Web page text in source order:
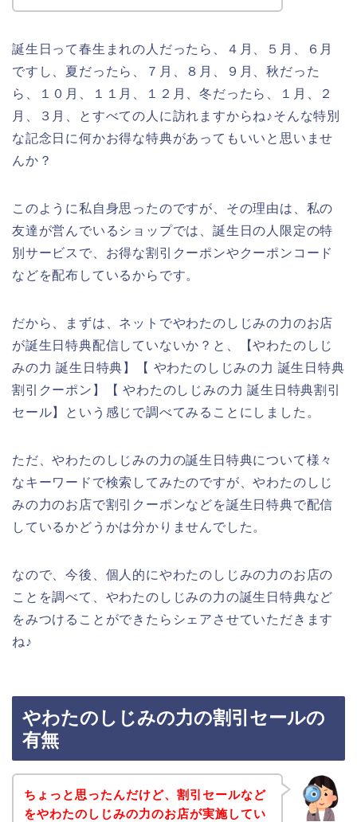
誕生日って春生まれの人だったら、４月、５月、６月
ですし、夏だったら、７月、８月、９月、秋だった
ら、１０月、１１月、１２月、冬だったら、１月、２
月、３月、とすべての人に訪れますからね♪そんな特別
な記念日に何かお得な特典があってもいいと思いませ
んか？
このように私自身思ったのですが、その理由は、私の
友達が営んでいるショップでは、誕生日の人限定の特
別サービスで、お得な割引クーポンやクーポンコード
などを配布しているからです。
だから、まずは、ネットでやわたのしじみの力のお店
が誕生日特典配信していないか？と、【やわたのしじ
みの力 誕生日特典】【 やわたのしじみの力 誕生日特典
割引クーポン】【 やわたのしじみの力 誕生日特典割引
セール】という感じで調べてみることにしました。
ただ、やわたのしじみの力の誕生日特典について様々
なキーワードで検索してみたのですが、やわたのしじ
みの力のお店で割引クーポンなどを誕生日特典で配信
しているかどうかは分かりませんでした。
なので、今後、個人的にやわたのしじみの力のお店の
ことを調べて、やわたのしじみの力の誕生日特典など
をみつけることができたらシェアさせていただきます
ね♪
やわたのしじみの力の割引セールの
有無
ちょっと思ったんだけど、割引セールなど
をやわたのしじみの力のお店が実施してい